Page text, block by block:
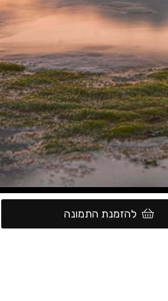
להזמנת התמונה